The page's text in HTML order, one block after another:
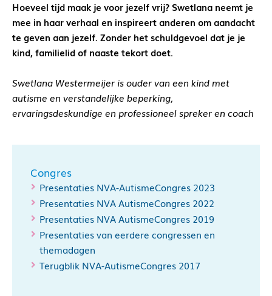
Hoeveel tijd maak je voor jezelf vrij? Swetlana neemt je
mee in haar verhaal en inspireert anderen om aandacht
te geven aan jezelf. Zonder het schuldgevoel dat je je
kind, familielid of naaste tekort doet.
Swetlana Westermeijer is ouder van een kind met
autisme en verstandelijke beperking,
ervaringsdeskundige en professioneel spreker en coach
Congres
Presentaties NVA-AutismeCongres 2023
Presentaties NVA AutismeCongres 2022
Presentaties NVA AutismeCongres 2019
Presentaties van eerdere congressen en
themadagen
Terugblik NVA-AutismeCongres 2017